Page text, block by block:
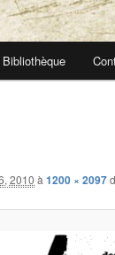
Bibliothèque
2010 à 1200 × 2097